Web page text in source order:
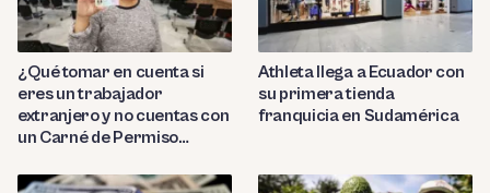
¿Qué tomar en cuenta si
eres un trabajador
extranjero y no cuentas con
un Carné de Permiso
(CPP)?
Athleta llega a Ecuador con
su primera tienda
franquicia en Sudamérica